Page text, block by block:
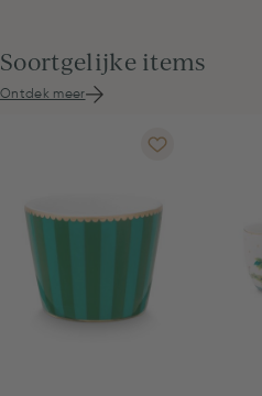
Soortgelijke items
Ontdek meer